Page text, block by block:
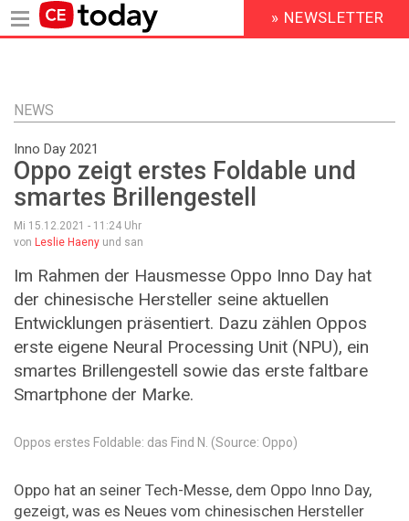
Inhalt
HEADER
MENU
» NEWSLETTER
NEWS
Inno Day 2021
Oppo zeigt erstes Foldable und
smartes Brillengestell
Mi 15.12.2021 - 11:24 Uhr
von Leslie Haeny und san
Im Rahmen der Hausmesse Oppo Inno Day hat
der chinesische Hersteller seine aktuellen
Entwicklungen präsentiert. Dazu zählen Oppos
erste eigene Neural Processing Unit (NPU), ein
smartes Brillengestell sowie das erste faltbare
Smartphone der Marke.
Oppos erstes Foldable: das Find N. (Source: Oppo)
Oppo hat an seiner Tech-Messe, dem Oppo Inno Day,
gezeigt, was es Neues vom chinesischen Hersteller